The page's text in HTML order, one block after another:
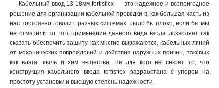
Кабельный ввод 13-18мм fortisflex — это надежное и всепригодное
решение для организации кабельной проводки в, как большая часть из
нас постоянно говорит, разных системах. Было бы плохо, если бы мы
не отметили то, что применение данного вида ввода дозволяет так
сказать обеспечить защиту, как многие выражаются, кабельных линий
от механических повреждений и действия наружных причин, таковых
как влага, пыль и хим вещества. Не для кого не секрет то, что
конструкция кабельного ввода fortisflex разработана с упором на
простоту установки и высшую степень надежности.